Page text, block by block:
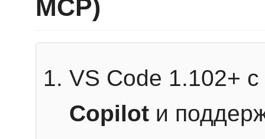
MCP)
VS Code 1.102+
Copilot и